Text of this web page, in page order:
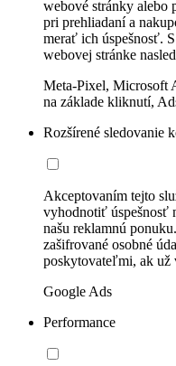
webové stránky alebo
pri prehliadaní a
merať ich úspešnosť.
webovej stránke
Meta-Pixel, Microsoft
na základe kliknutí,
Rozšírené sledovanie
Akceptovaním tejto
vyhodnotiť úspešnosť
našu reklamnú
zašifrované osobné
poskytovateľmi, ak už
Google Ads
Performance